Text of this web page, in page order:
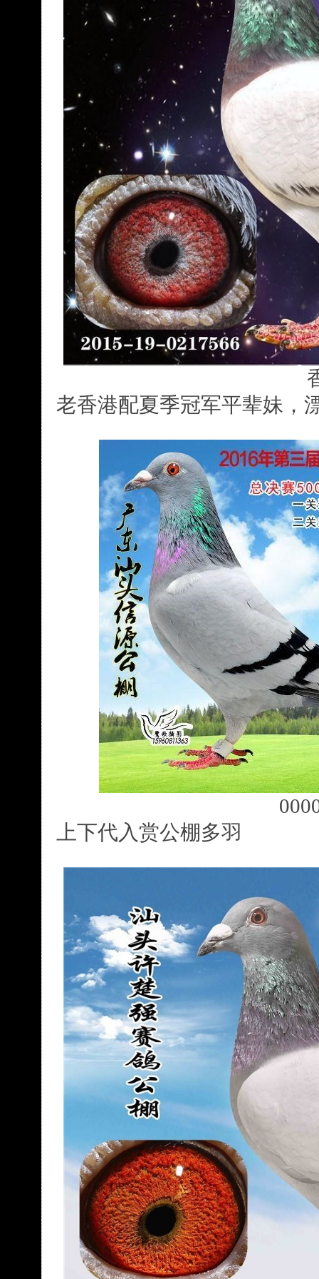
老香港配夏季冠军平辈妹，
上下代入赏公棚多羽